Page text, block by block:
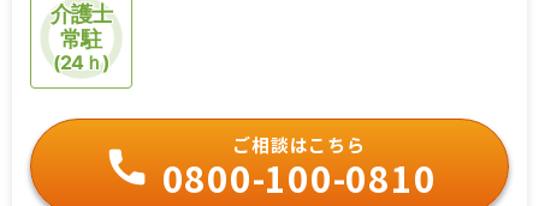
介護士
常駐
(24ｈ)
ご相談はこちら
0800-100-0810